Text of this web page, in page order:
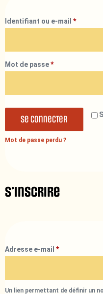
Identifiant ou e-mail *
Mot de passe*
Se connecter
Mot de passe perdu ?
S’inscrire
Adresse e-mail *
Un lien permettant de définir un